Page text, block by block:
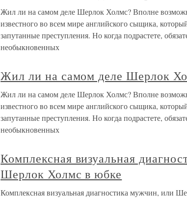
Жил ли на самом деле Шерлок Холмс? Вполне
известного во всем мире английского сыщика,
запутанные преступления. Но когда подрастете,
необыкновенных
Жил ли на самом деле Шерлок
Жил ли на самом деле Шерлок Холмс? Вполне
известного во всем мире английского сыщика,
запутанные преступления. Но когда подрастете,
необыкновенных
Комплексная визуальная
Шерлок Холмс в юбке
Комплексная визуальная диагностика мужчин, или